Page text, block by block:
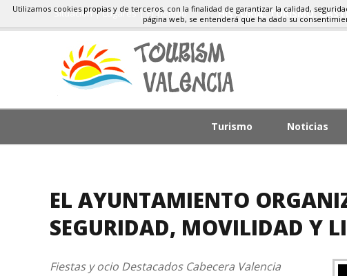
Situacion Lugares El Tiempo HISTORIA, TURISMO,
Turismo Noticias
EL AYUNTAMIENTO
SEGURIDAD, MOVILIDAD Y
Fiestas y ocio Destacados Cabecera Valencia
Utilizamos cookies propias y de terceros, con la finalidad de garantizar la calidad,
página web, se entenderá que ha dado su